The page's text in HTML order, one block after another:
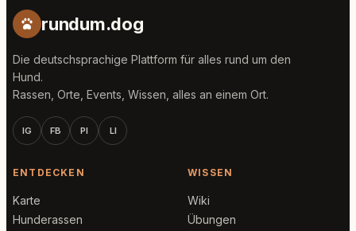
rundum.dog
Die deutschsprachige Plattform für alles rund um den
Hund.
Rassen, Orte, Events, Wissen, alles an einem Ort.
IG FB PI LI
ENTDECKEN
Karte
Hunderassen
WISSEN
Wiki
Übungen